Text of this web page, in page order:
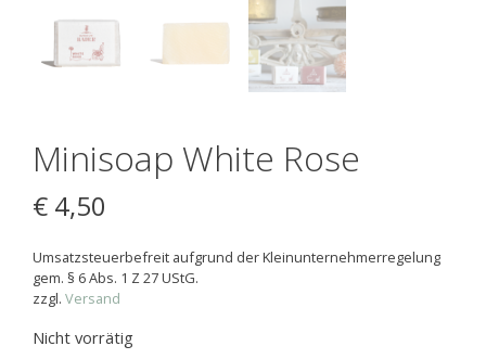
Minisoap White Rose
€ 4,50
Umsatzsteuerbefreit aufgrund der Kleinunternehmerregelung
gem. § 6 Abs. 1 Z 27 UStG.
zzgl. Versand
Nicht vorrätig